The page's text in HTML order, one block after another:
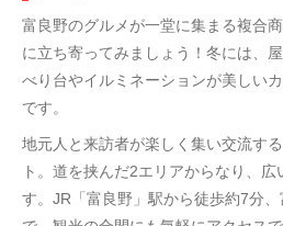
富良野のグルメが一堂に集まる複合
に立ち寄ってみましょう！冬には、
べり台やイルミネーションが美しい
です。
地元人と来訪者が楽しく集い交流す
ト。道を挟んだ2エリアからなり、
す。JR「富良野」駅から徒歩約7分